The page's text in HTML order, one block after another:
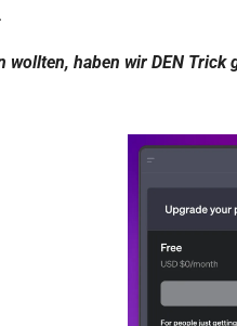
haben wir DEN